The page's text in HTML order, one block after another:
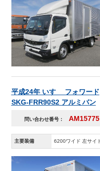
平成24年 いすゞ フォワード
SKG-FRR90S2 アルミバン
問い合わせ番号： AM15775
主要装備 6200ワイド 左サイ